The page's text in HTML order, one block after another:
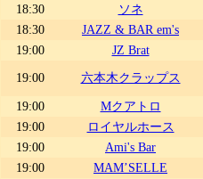
18:30
ソネ
18:30
JAZZ & BAR em's
19:00
JZ Brat
19:00
六本木クラップス
19:00
Mクアトロ
19:00
ロイヤルホース
19:00
Ami's Bar
19:00
MAM’SELLE